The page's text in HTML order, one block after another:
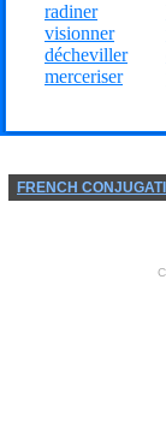
radiner
visionner
décheviller
merceriser
FRENCH